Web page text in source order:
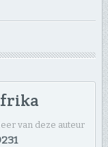
van deze auteur